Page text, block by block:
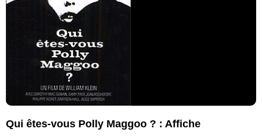
Qui êtes-vous Polly Maggoo ? : Affiche